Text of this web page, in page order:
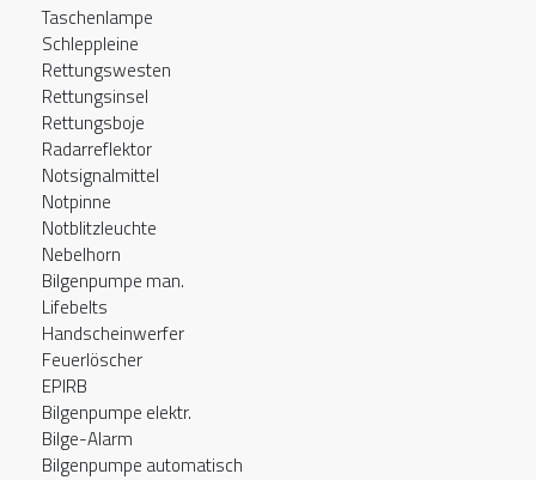
Taschenlampe
Schleppleine
Rettungswesten
Rettungsinsel
Rettungsboje
Radarreflektor
Notsignalmittel
Notpinne
Notblitzleuchte
Nebelhorn
Bilgenpumpe man.
Lifebelts
Handscheinwerfer
Feuerlöscher
EPIRB
Bilgenpumpe elektr.
Bilge-Alarm
Bilgenpumpe automatisch